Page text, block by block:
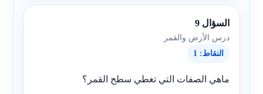
السؤال 9
درس الأرض والقمر
النقاط: 1
ماهي الصفات التي تغطي سطح القمر؟